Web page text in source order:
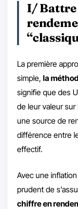
I/ Battre
La première
simple, la
signifie que des
de leur valeur sur
une source de
différence entre
effectif.
Avec une inflation
prudent de
chiffre en